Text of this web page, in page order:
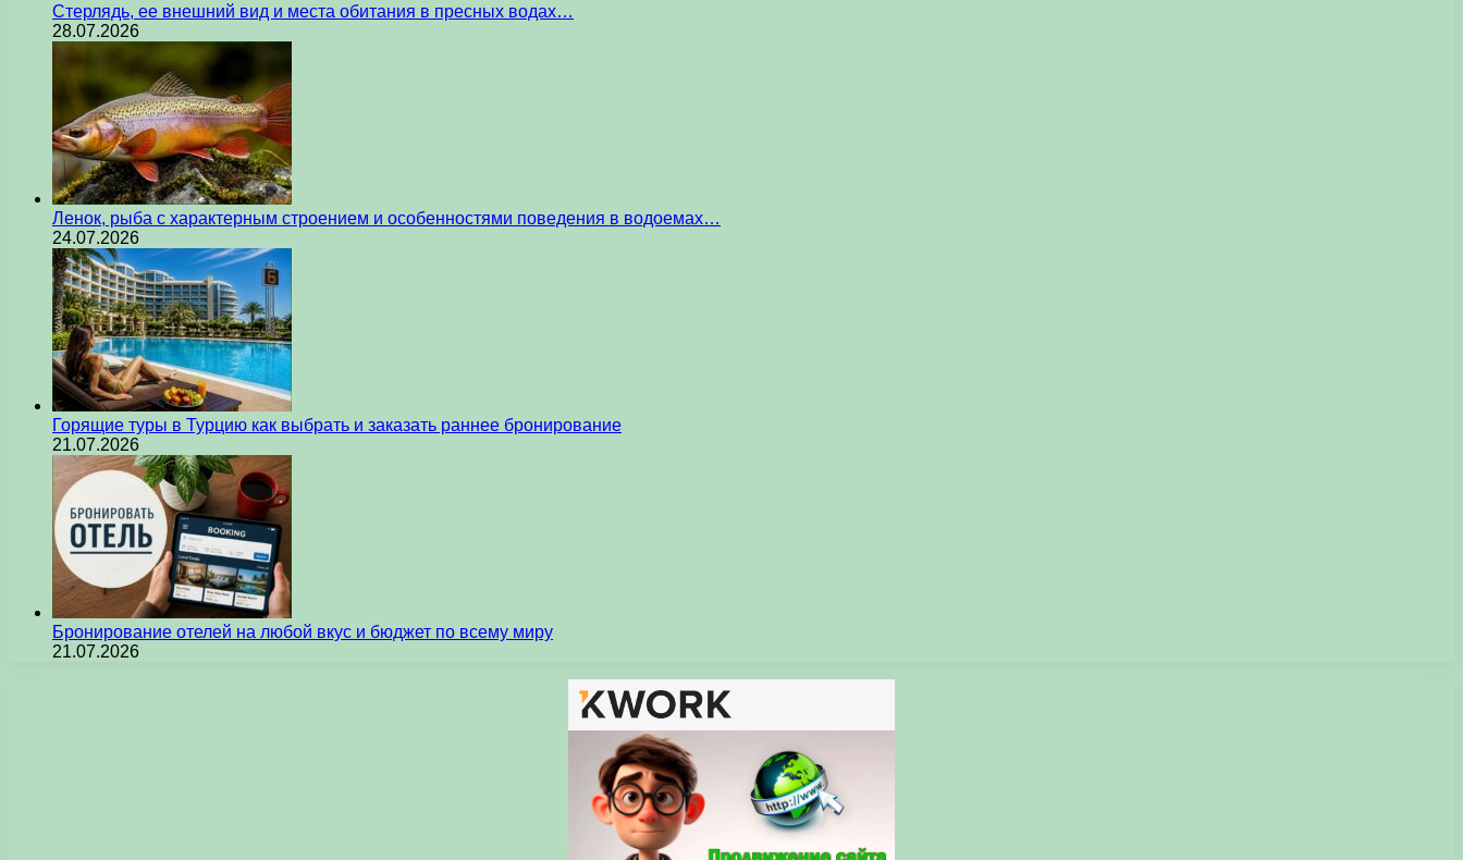
Стерлядь, ее внешний вид и места обитания в пресных водах…
28.07.2026
Ленок, рыба с характерным строением и особенностями поведения в водоемах…
24.07.2026
Горящие туры в Турцию как выбрать и заказать раннее бронирование
21.07.2026
Бронирование отелей на любой вкус и бюджет по всему миру
21.07.2026